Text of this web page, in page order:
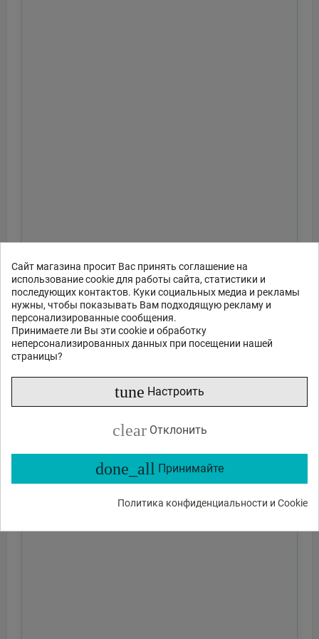
Сайт магазина просит Вас принять соглашение на
использование cookie для работы сайта, статистики и
последующих контактов. Куки социальных медиа и рекламы
нужны, чтобы показывать Вам подходящую рекламу и
персонализированные сообщения.
Принимаете ли Вы эти cookie и обработку
неперсонализированных данных при посещении нашей
страницы?
tune Настроить
clear Отклонить
done_all Принимайте
Политика конфиденциальности и Cookie